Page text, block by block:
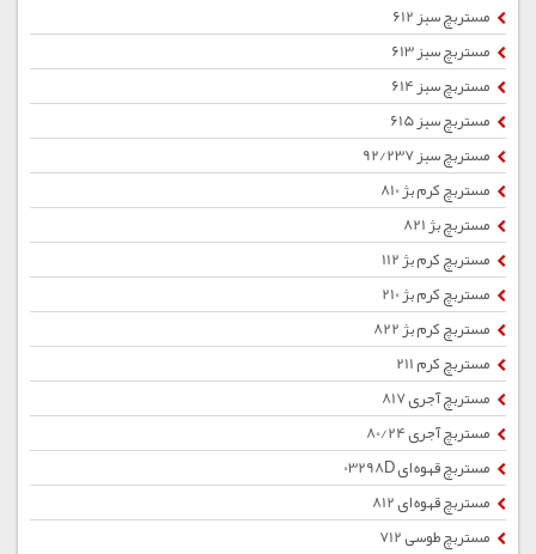
مستربچ سبز 612
مستربچ سبز 613
مستربچ سبز 614
مستربچ سبز 615
مستربچ سبز 92/237
مستربچ کرم بژ 810
مستربچ بژ 821
مستربچ کرم بژ 112
مستربچ کرم بژ 210
مستربچ کرم بژ 822
مستربچ کرم 211
مستربچ آجری 817
مستربچ آجری 80/24
مستربچ قهوه ای 03298D
مستربچ قهوه ای 812
مستربچ طوسی 712